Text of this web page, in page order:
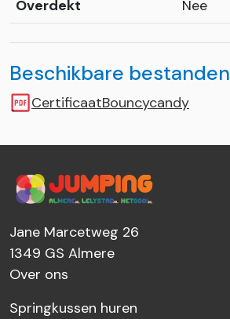
Overdekt Nee
Beschikbare bestanden
CertificaatBouncycandy
Jane Marcetweg 26
1349 GS Almere
Over ons
Springkussen huren